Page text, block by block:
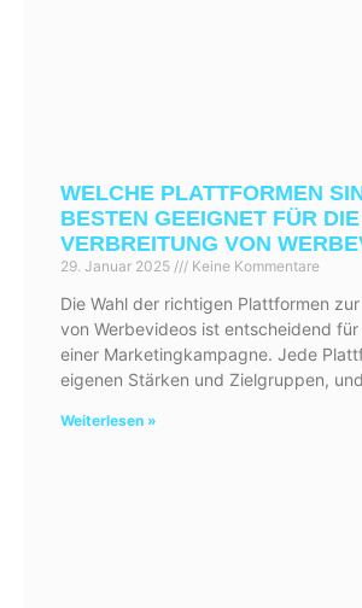
WELCHE PLATTFORMEN
BESTEN GEEIGNET FÜR DIE
VERBREITUNG VON
29. Januar 2025 Keine Kommentare
Die Wahl der richtigen Plattformen
von Werbevideos ist entscheidend für
einer Marketingkampagne. Jede
eigenen Stärken und Zielgruppen, und
Weiterlesen »